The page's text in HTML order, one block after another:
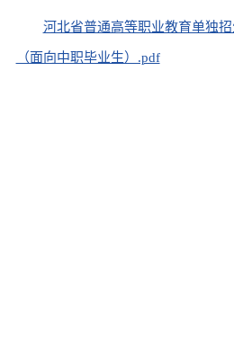
河北省普通高等职业教育单独
（面向中职毕业生）.pdf